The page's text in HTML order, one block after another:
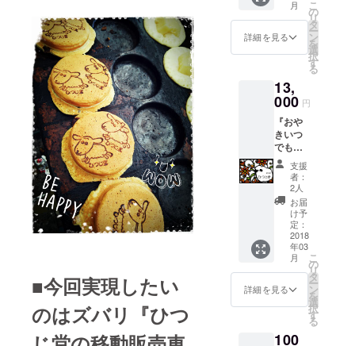
■今回実現したい
のはズバリ『ひつ
認させて頂
す。面識が
のリクエス
トについて
は、メッ
セージを頂
いたり、自
己紹介や
ウォールの
書き込み
で、その人
となりが分
かる方のみ
承認させて
頂くことに
しておりま
手とは存じ
０種類
のひつ
じ堂の
おやき
のライ
プの他
に限定
おやき
の詰め
合わせ
をど
どーん
と送ら
せて頂
きま
す。
月
詳細を見る
こ
の
リ
タ
ー
ン
を
選
択
す
る
13,
000 円
『おや
きいつ
でも値
引きし
ます
グッ
ズ』
（見せ
るだけ
で割引
になる
手作り
グッ
ズ） ひ
つじ堂
オリジ
グッズ
支援
者：
2人
お届
け予
定：
2018
年03
月
詳細を見る
こ
の
リ
タ
ー
ン
を
選
択
す
る
100